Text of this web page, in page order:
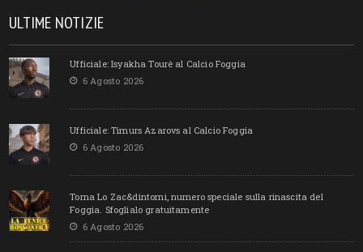
ULTIME NOTIZIE
Ufficiale: Isyakha Tourè al Calcio Foggia
6 Agosto 2026
Ufficiale: Timurs Azarovs al Calcio Foggia
6 Agosto 2026
Torna Lo Zac&dintorni, numero speciale sulla rinascita del
Foggia. Sfoglialo gratuitamente
6 Agosto 2026